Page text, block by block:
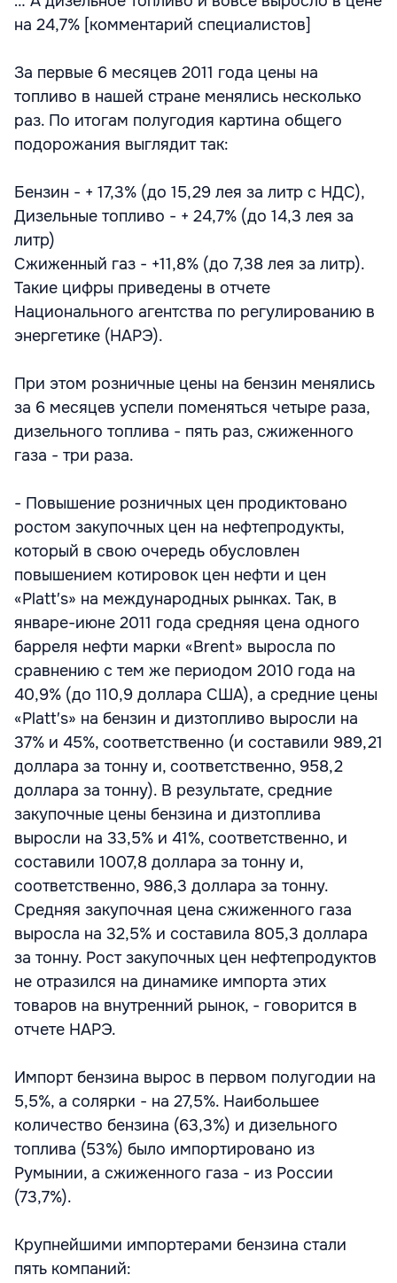
на 24,7% [комментарий специалистов]
За первые 6 месяцев 2011 года цены на
топливо в нашей стране менялись несколько
раз. По итогам полугодия картина общего
подорожания выглядит так:
Бензин - + 17,3% (до 15,29 лея за литр с НДС),
Дизельные топливо - + 24,7% (до 14,3 лея за
литр)
Сжиженный газ - +11,8% (до 7,38 лея за литр).
Такие цифры приведены в отчете
Национального агентства по регулированию в
энергетике (НАРЭ).
При этом розничные цены на бензин менялись
за 6 месяцев успели поменяться четыре раза,
дизельного топлива - пять раз, сжиженного
газа - три раза.
- Повышение розничных цен продиктовано
ростом закупочных цен на нефтепродукты,
который в свою очередь обусловлен
повышением котировок цен нефти и цен
«Platt′s» на международных рынках. Так, в
январе-июне 2011 года средняя цена одного
барреля нефти марки «Brent» выросла по
сравнению с тем же периодом 2010 года на
40,9% (до 110,9 доллара США), а средние цены
«Platt′s» на бензин и дизтопливо выросли на
37% и 45%, соответственно (и составили 989,21
доллара за тонну и, соответственно, 958,2
доллара за тонну). В результате, средние
закупочные цены бензина и дизтоплива
выросли на 33,5% и 41%, соответственно, и
составили 1007,8 доллара за тонну и,
соответственно, 986,3 доллара за тонну.
Средняя закупочная цена сжиженного газа
выросла на 32,5% и составила 805,3 доллара
за тонну. Рост закупочных цен нефтепродуктов
не отразился на динамике импорта этих
товаров на внутренний рынок, - говорится в
отчете НАРЭ.
Импорт бензина вырос в первом полугодии на
5,5%, а солярки - на 27,5%. Наибольшее
количество бензина (63,3%) и дизельного
топлива (53%) было импортировано из
Румынии, а сжиженного газа - из России
(73,7%).
Крупнейшими импортерами бензина стали
пять компаний: